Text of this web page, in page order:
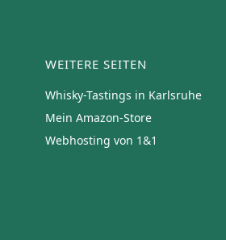
WEITERE SEITEN
Whisky-Tastings in Karlsruhe
Mein Amazon-Store
Webhosting von 1&1